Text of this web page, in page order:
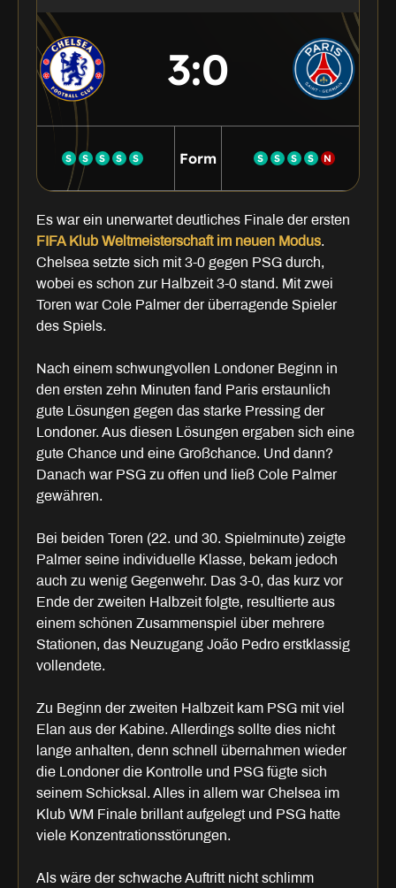
3:0
S S S S S Form S S S S N
Es war ein unerwartet deutliches Finale der ersten
FIFA Klub Weltmeisterschaft im neuen Modus.
Chelsea setzte sich mit 3-0 gegen PSG durch,
wobei es schon zur Halbzeit 3-0 stand. Mit zwei
Toren war Cole Palmer der überragende Spieler
des Spiels.
Nach einem schwungvollen Londoner Beginn in
den ersten zehn Minuten fand Paris erstaunlich
gute Lösungen gegen das starke Pressing der
Londoner. Aus diesen Lösungen ergaben sich eine
gute Chance und eine Großchance. Und dann?
Danach war PSG zu offen und ließ Cole Palmer
gewähren.
Bei beiden Toren (22. und 30. Spielminute) zeigte
Palmer seine individuelle Klasse, bekam jedoch
auch zu wenig Gegenwehr. Das 3-0, das kurz vor
Ende der zweiten Halbzeit folgte, resultierte aus
einem schönen Zusammenspiel über mehrere
Stationen, das Neuzugang João Pedro erstklassig
vollendete.
Zu Beginn der zweiten Halbzeit kam PSG mit viel
Elan aus der Kabine. Allerdings sollte dies nicht
lange anhalten, denn schnell übernahmen wieder
die Londoner die Kontrolle und PSG fügte sich
seinem Schicksal. Alles in allem war Chelsea im
Klub WM Finale brillant aufgelegt und PSG hatte
viele Konzentrationsstörungen.
Als wäre der schwache Auftritt nicht schlimm